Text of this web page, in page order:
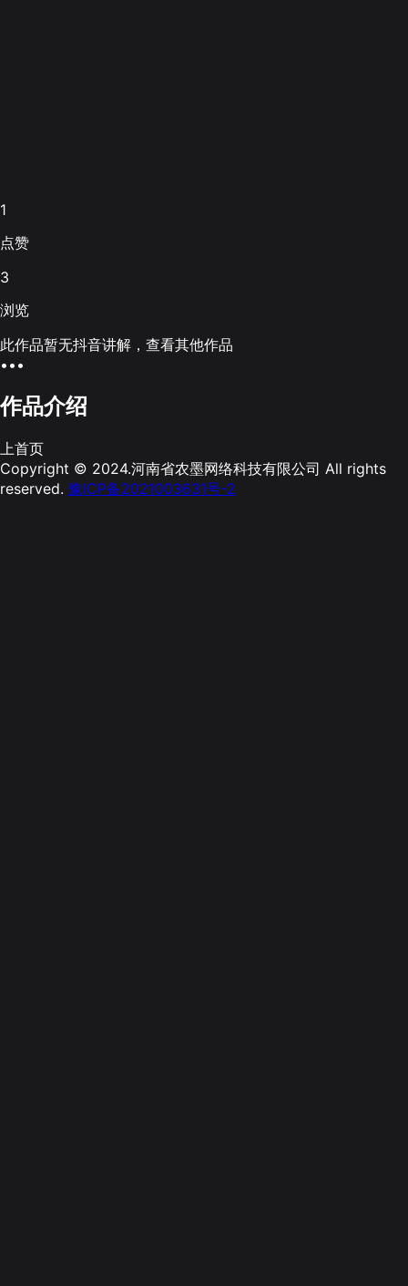
1
点赞
3
浏览
此作品暂无抖音讲解，查看其他作品
•••
作品介绍
上首页
Copyright © 2024.河南省农墨网络科技有限公司 All rights
reserved. 豫ICP备2021003631号-2